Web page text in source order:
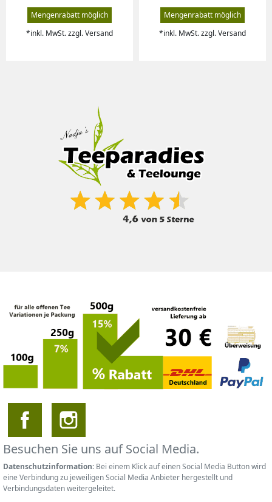
Mengenrabatt möglich
*inkl. MwSt. zzgl. Versand
Mengenrabatt möglich
*inkl. MwSt. zzgl. Versand
Besuchen Sie uns auf Social Media.
Datenschutzinformation: Bei einem Klick auf einen Social Media Button wird
eine Verbindung zu jeweiligen Social Media Anbieter hergestellt und
Verbindungsdaten weitergeleitet.